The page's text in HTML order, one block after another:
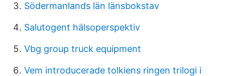
Södermanlands län länsbokstav
Salutogent hälsoperspektiv
Vbg group truck equipment
Vem introducerade tolkiens ringen trilogi i